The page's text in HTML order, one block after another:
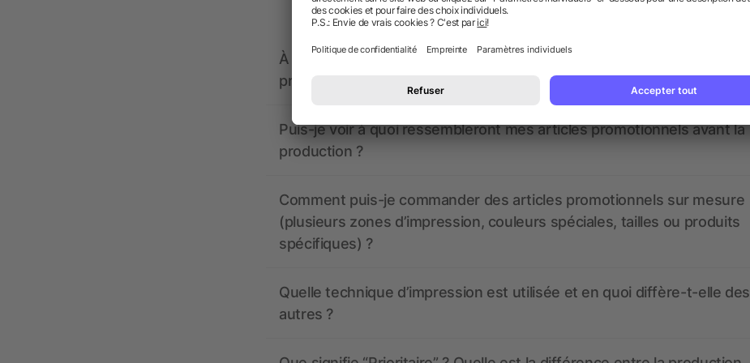
À quoi doivent ressembler les données d’impression ? allbranded
propose-t-il un service pour les créer ?
Puis-je voir à quoi ressembleront mes articles promotionnels avant la
production ?
Comment puis-je commander des articles promotionnels sur mesure
(plusieurs zones d’impression, couleurs spéciales, tailles ou produits
spécifiques) ?
Quelle technique d’impression est utilisée et en quoi diffère-t-elle des
autres ?